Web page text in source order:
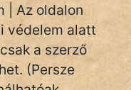
| Az oldalon
védelem alatt
a szerző
(Persze